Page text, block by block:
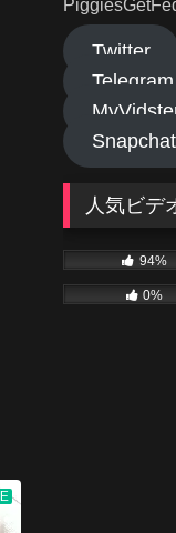
Twitter
Telegram
Snapchat
人気ビデ
94%
0%